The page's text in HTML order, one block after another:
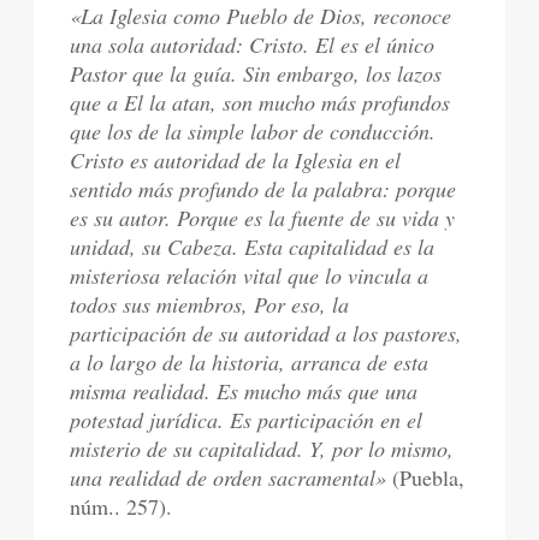
«La Iglesia como Pueblo de Dios, reconoce
una sola autoridad: Cristo. El es el único
Pastor que la guía. Sin embargo, los lazos
que a El la atan, son mucho más profundos
que los de la simple labor de conducción.
Cristo es autoridad de la Iglesia en el
sentido más profundo de la palabra: porque
es su autor. Porque es la fuente de su vida y
unidad, su Cabeza. Esta capitalidad es la
misteriosa relación vital que lo vincula a
todos sus miembros, Por eso, la
participación de su autoridad a los pastores,
a lo largo de la historia, arranca de esta
misma realidad. Es mucho más que una
potestad jurídica. Es participación en el
misterio de su capitalidad. Y, por lo mismo,
una realidad de orden sacramental» (Puebla,
núm.. 257).